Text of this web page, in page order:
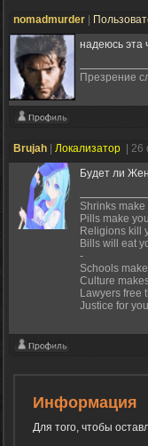
nomadmurder
надеюсь эта
Презрение
Brujah Локализатор
|
Будет ли
Shrinks
Pills make
Religions kill
Bills will eat
-
Schools
Culture
Lawyers free
Justice for
Информация
Для того, чтобы